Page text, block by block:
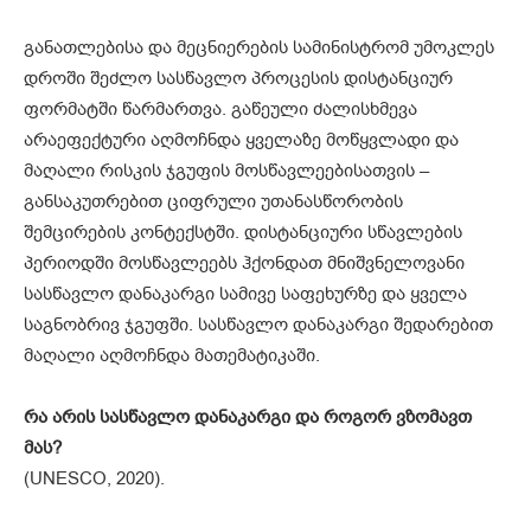
განათლებისა და მეცნიერების სამინისტრომ უმოკლეს
დროში შეძლო სასწავლო პროცესის დისტანციურ
ფორმატში წარმართვა. გაწეული ძალისხმევა
არაეფექტური აღმოჩნდა ყველაზე მოწყვლადი და
მაღალი რისკის ჯგუფის მოსწავლეებისათვის –
განსაკუთრებით ციფრული უთანასწორობის
შემცირების კონტექსტში. დისტანციური სწავლების
პერიოდში მოსწავლეებს ჰქონდათ მნიშვნელოვანი
სასწავლო დანაკარგი სამივე საფეხურზე და ყველა
საგნობრივ ჯგუფში. სასწავლო დანაკარგი შედარებით
მაღალი აღმოჩნდა მათემატიკაში.
რა არის სასწავლო დანაკარგი და როგორ ვზომავთ
მას?
(UNESCO, 2020).